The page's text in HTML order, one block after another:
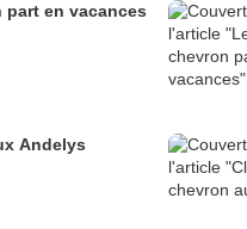
en vacances
Andelys